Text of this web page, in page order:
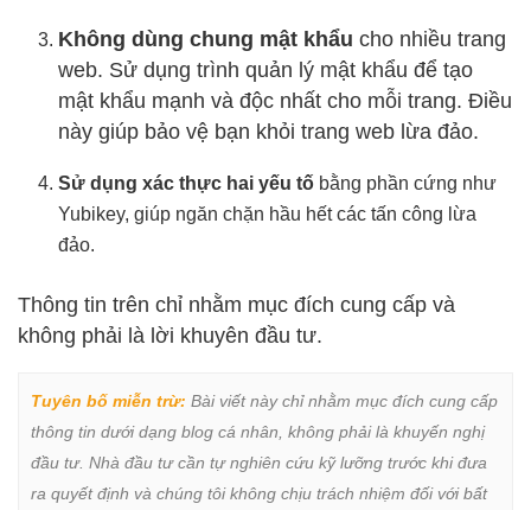
Không dùng chung mật khẩu cho nhiều trang
web. Sử dụng trình quản lý mật khẩu để tạo
mật khẩu mạnh và độc nhất cho mỗi trang. Điều
này giúp bảo vệ bạn khỏi trang web lừa đảo.
Sử dụng xác thực hai yếu tố bằng phần cứng như
Yubikey, giúp ngăn chặn hầu hết các tấn công lừa
đảo.
Thông tin trên chỉ nhằm mục đích cung cấp và
không phải là lời khuyên đầu tư.
Tuyên bố miễn trừ: Bài viết này chỉ nhằm mục đích cung cấp
thông tin dưới dạng blog cá nhân, không phải là khuyến nghị
đầu tư. Nhà đầu tư cần tự nghiên cứu kỹ lưỡng trước khi đưa
ra quyết định và chúng tôi không chịu trách nhiệm đối với bất